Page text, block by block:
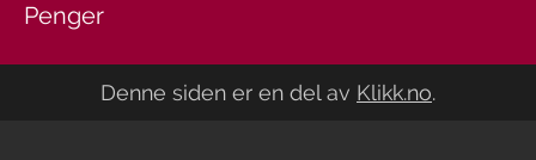
Penger
Denne siden er en del av Klikk.no.